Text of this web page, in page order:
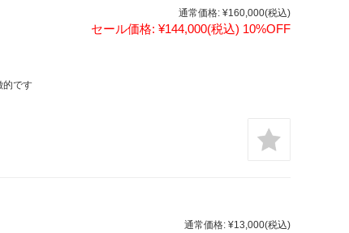
通常価格: ¥160,000(税込)
セール価格: ¥144,000(税込) 10%OFF
的です
通常価格: ¥13,000(税込)